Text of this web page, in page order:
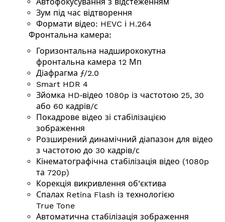
Зум під час відтворення
Формати відео: HEVC і H.264
Фронтальна камера:
Горизонтальна надширококутна
фронтальна камера 12 Мп
Діафрагма ƒ/2.0
Smart HDR 4
Зйомка HD‑відео 1080p із частотою 25, 30
або 60 кадрів/с
Покадрове відео зі стабілізацією
зображення
Розширений динамічний діапазон для відео
з частотою до 30 кадрів/с
Кінемато­графічна стабілізація відео (1080p
та 720p)
Корекція викривлення об’єктива
Спалах Retina Flash із технологією
True Tone
Автоматична стабілізація зображення